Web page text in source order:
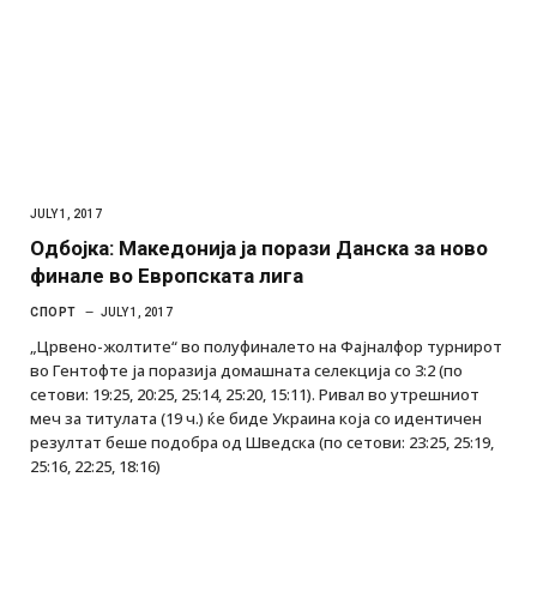
JULY 1, 2017
Одбојка: Македонија ја порази Данска за ново
финале во Европската лига
СПОРТ JULY 1, 2017
„Црвено-жолтите“ во полуфиналето на Фајналфор турнирот
во Гентофте ја поразија домашната селекција со 3:2 (по
сетови: 19:25, 20:25, 25:14, 25:20, 15:11). Ривал во утрешниот
меч за титулата (19 ч.) ќе биде Украина која со идентичен
резултат беше подобра од Шведска (по сетови: 23:25, 25:19,
25:16, 22:25, 18:16)